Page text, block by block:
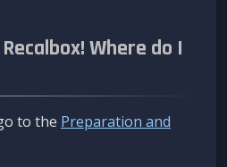
Where do I
to the Preparation and